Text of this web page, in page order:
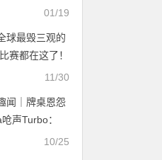
01/19
球最毁三观的
赛都在这了！
11/30
闻｜牌桌恩怨
声Turbo：
10/25